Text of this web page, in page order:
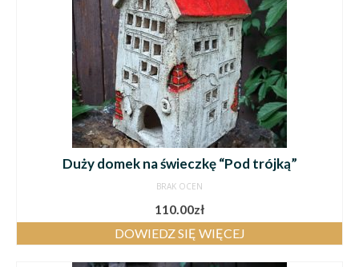
Duży domek na świeczkę “Pod trójką”
BRAK OCEN
110.00zł
DOWIEDZ SIĘ WIĘCEJ